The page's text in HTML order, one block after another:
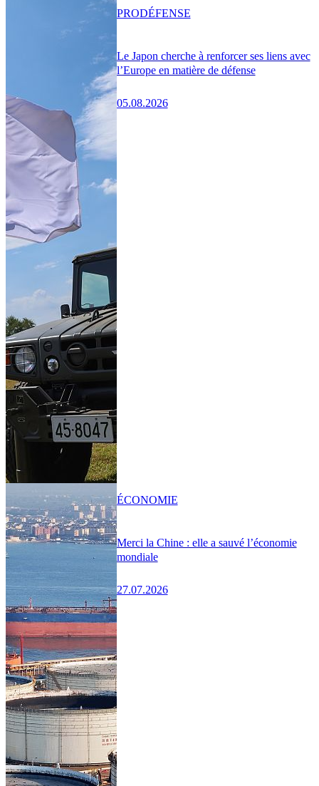
Le Japon cherche à renforcer ses liens avec
l’Europe en matière de défense
05.08.2026
PRODÉFENSE
Merci la Chine : elle a sauvé l’économie
mondiale
27.07.2026
ÉCONOMIE